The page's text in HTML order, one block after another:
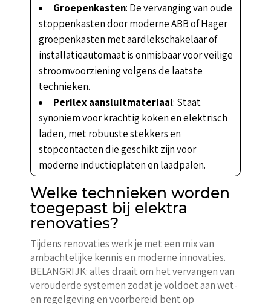
Groepenkasten: De vervanging van oude
stoppenkasten door moderne ABB of Hager
groepenkasten met aardlekschakelaar of
installatieautomaat is onmisbaar voor veilige
stroomvoorziening volgens de laatste
technieken.
Perilex aansluitmateriaal: Staat
synoniem voor krachtig koken en elektrisch
laden, met robuuste stekkers en
stopcontacten die geschikt zijn voor
moderne inductieplaten en laadpalen.
Welke technieken worden
toegepast bij elektra
renovaties?
Tijdens renovaties werk je met een mix van
ambachtelijke kennis en moderne innovaties.
BELANGRIJK: alles draait om het vervangen van
verouderde systemen zodat je voldoet aan wet-
en regelgeving en voorbereid bent op